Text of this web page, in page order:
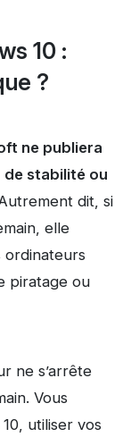
10 :
?
ne publiera
de stabilité ou
dit, si
elle
piratage ou
ne s’arrête
Vous
utiliser vos